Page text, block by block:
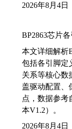
2026年8月4日
BP2863芯片
本文详细解析
包括各引脚定
关系等核心数
盖驱动配置、
点，数据参考
本V1.2）。
2026年8月4日